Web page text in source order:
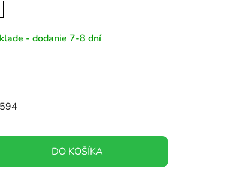
- dodanie 7-8 dní
DO KOŠÍKA